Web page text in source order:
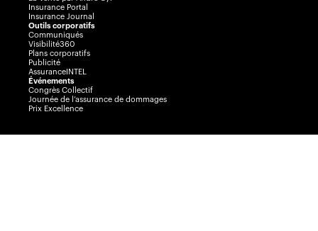
Insurance Portal
Insurance Journal
Outils corporatifs
Communiqués
Visibilité360
Plans corporatifs
Publicité
AssuranceINTEL
Événements
Congrès Collectif
Journée de l’assurance de dommages
Prix Excellence